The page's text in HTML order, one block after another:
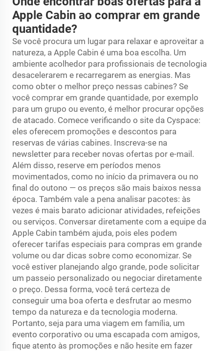
Apple Cabin ao comprar em grande
quantidade?
Se você procura um lugar para relaxar e aproveitar a
natureza, a Apple Cabin é uma boa escolha. Um
ambiente acolhedor para profissionais de tecnologia
desacelerarem e recarregarem as energias. Mas
como obter o melhor preço nessas cabines? Se
você comprar em grande quantidade, por exemplo
para um grupo ou evento, é melhor procurar opções
de atacado. Comece verificando o site da Cyspace:
eles oferecem promoções e descontos para
reservas de várias cabines. Inscreva-se na
newsletter para receber novas ofertas por e-mail.
Além disso, reserve em períodos menos
movimentados, como no início da primavera ou no
final do outono — os preços são mais baixos nessa
época. Também vale a pena analisar pacotes: às
vezes é mais barato adicionar atividades, refeições
ou serviços. Conversar diretamente com a equipe da
Apple Cabin também ajuda, pois eles podem
oferecer tarifas especiais para compras em grande
volume ou dar dicas sobre como economizar. Se
você estiver planejando algo grande, pode solicitar
um passeio personalizado ou negociar diretamente
o preço. Dessa forma, você terá certeza de
conseguir uma boa oferta e desfrutar ao mesmo
tempo da natureza e da tecnologia moderna.
Portanto, seja para uma viagem em família, um
evento corporativo ou uma escapada com amigos,
fique atento às promoções e não hesite em fazer